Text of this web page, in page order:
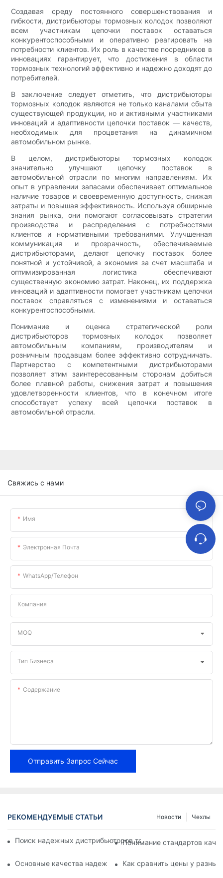
Создавая среду постоянного совершенствования и
гибкости, дистрибьюторы тормозных колодок позволяют
всем участникам цепочки поставок оставаться
конкурентоспособными и оперативно реагировать на
потребности клиентов. Их роль в качестве посредников в
инновациях гарантирует, что достижения в области
тормозных технологий эффективно и надежно доходят до
потребителей.
В заключение следует отметить, что дистрибьюторы
тормозных колодок являются не только каналами сбыта
существующей продукции, но и активными участниками
инноваций и адаптивности цепочки поставок — качеств,
необходимых для процветания на динамичном
автомобильном рынке.
В целом, дистрибьюторы тормозных колодок
значительно улучшают цепочку поставок в
автомобильной отрасли по многим направлениям. Их
опыт в управлении запасами обеспечивает оптимальное
наличие товаров и своевременную доступность, снижая
затраты и повышая эффективность. Используя обширные
знания рынка, они помогают согласовывать стратегии
производства и распределения с потребностями
клиентов и нормативными требованиями. Улучшенная
коммуникация и прозрачность, обеспечиваемые
дистрибьюторами, делают цепочку поставок более
понятной и устойчивой, а экономия за счет масштаба и
оптимизированная логистика обеспечивают
существенную экономию затрат. Наконец, их поддержка
инноваций и адаптивности помогает участникам цепочки
поставок справляться с изменениями и оставаться
конкурентоспособными.
Понимание и оценка стратегической роли
дистрибьюторов тормозных колодок позволяет
автомобильным компаниям, производителям и
розничным продавцам более эффективно сотрудничать.
Партнерство с компетентными дистрибьюторами
позволяет этим заинтересованным сторонам добиться
более плавной работы, снижения затрат и повышения
удовлетворенности клиентов, что в конечном итоге
способствует успеху всей цепочки поставок в
автомобильной отрасли.
Свяжись с нами
Имя
Электронная Почта
WhatsApp/телефон
Компания
MOQ
Тип Бизнеса
Содержание
Отправить Запрос Сейчас
РЕКОМЕНДУЕМЫЕ СТАТЬИ Чехлы
Новости
Поиск надежных дистрибьюторов тормозных колодок для
Понимание стандартов
Основные качества надежного поставщика тормозных
Как сравнить цены у